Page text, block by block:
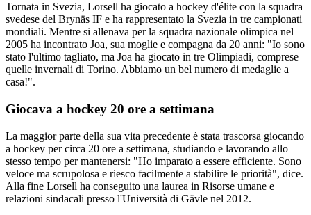
Tornata in Svezia, Lorsell ha giocato a hockey d'élite con la squadra
svedese del Brynäs IF e ha rappresentato la Svezia in tre campionati
mondiali. Mentre si allenava per la squadra nazionale olimpica nel
2005 ha incontrato Joa, sua moglie e compagna da 20 anni: "Io sono
stato l'ultimo tagliato, ma Joa ha giocato in tre Olimpiadi, comprese
quelle invernali di Torino. Abbiamo un bel numero di medaglie a
casa!".
Giocava a hockey 20 ore a settimana
La maggior parte della sua vita precedente è stata trascorsa giocando
a hockey per circa 20 ore a settimana, studiando e lavorando allo
stesso tempo per mantenersi: "Ho imparato a essere efficiente. Sono
veloce ma scrupolosa e riesco facilmente a stabilire le priorità", dice.
Alla fine Lorsell ha conseguito una laurea in Risorse umane e
relazioni sindacali presso l'Università di Gävle nel 2012.